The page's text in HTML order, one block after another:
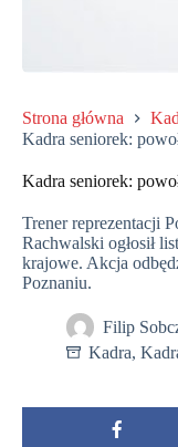
Strona główna
Kadra seniorek:
Kadra seniorek:
Trener reprezentacji
Rachwalski ogłosił
krajowe. Akcja
Poznaniu.
Filip
Kadra,